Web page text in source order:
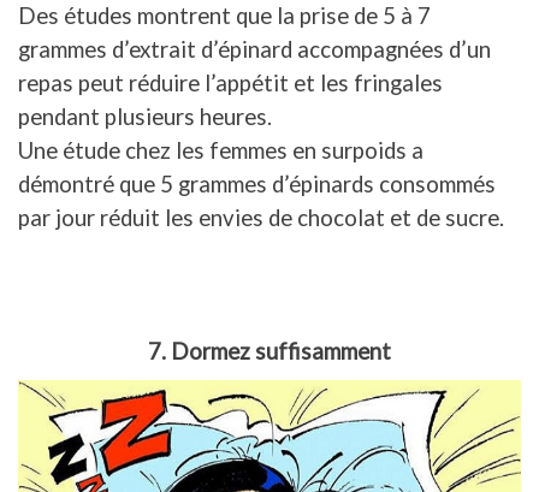
Des études montrent que la prise de 5 à 7
grammes d’extrait d’épinard accompagnées d’un
repas peut réduire l’appétit et les fringales
pendant plusieurs heures.
Une étude chez les femmes en surpoids a
démontré que 5 grammes d’épinards consommés
par jour réduit les envies de chocolat et de sucre.
7. Dormez suffisamment